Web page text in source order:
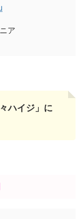
ア
ハイジ」に